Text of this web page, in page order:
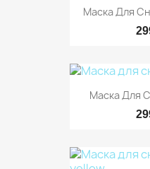
Маска Для
Маска Для